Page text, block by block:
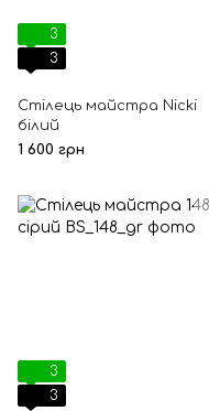
3
3
Стілець майстра Nicki
білий
1 600 грн
3
3